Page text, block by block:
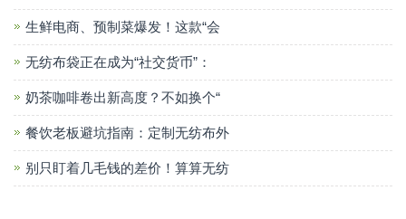
生鲜电商、预制菜爆发！这款“会
无纺布袋正在成为“社交货币”：
奶茶咖啡卷出新高度？不如换个“
餐饮老板避坑指南：定制无纺布外
别只盯着几毛钱的差价！算算无纺